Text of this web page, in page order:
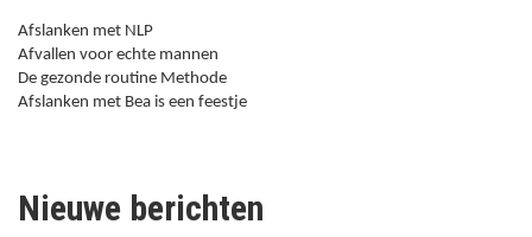
Afslanken met NLP
Afvallen voor echte mannen
De gezonde routine Methode
Afslanken met Bea is een feestje
Nieuwe berichten